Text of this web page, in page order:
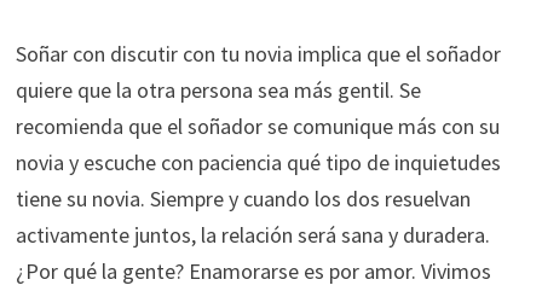
Soñar con discutir con tu novia implica que el soñador
quiere que la otra persona sea más gentil. Se
recomienda que el soñador se comunique más con su
novia y escuche con paciencia qué tipo de inquietudes
tiene su novia. Siempre y cuando los dos resuelvan
activamente juntos, la relación será sana y duradera.
¿Por qué la gente? Enamorarse es por amor. Vivimos